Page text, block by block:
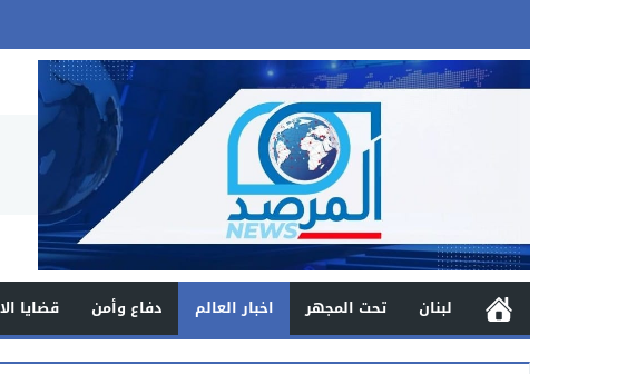
لبنان تحت المجهر اخبار العالم دفاع وأمن قضايا